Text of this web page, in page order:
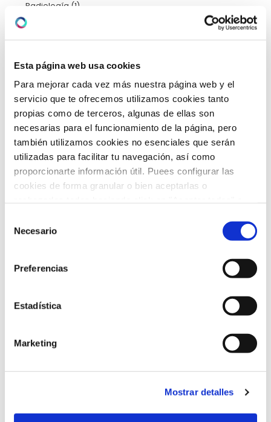
Esta página web usa cookies
Para mejorar cada vez más nuestra página web y el
servicio que te ofrecemos utilizamos cookies tanto
propias como de terceros, algunas de ellas son
necesarias para el funcionamiento de la página, pero
también utilizamos cookies no esenciales que serán
utilizadas para facilitar tu navegación, así como
proporcionarte información útil. Puees configurar las
cookies de forma granular o bien aceptarlas o
política de cookies
Necesario
Preferencias
Estadística
Marketing
Mostrar detalles
Radiología (1)
Trastornos del movimiento (1)
Tratamientos(11)
Uncategorized
Urgencias(2)
Video-consejos nutricionales(15)
febrero 2026
octubre 2025(8)